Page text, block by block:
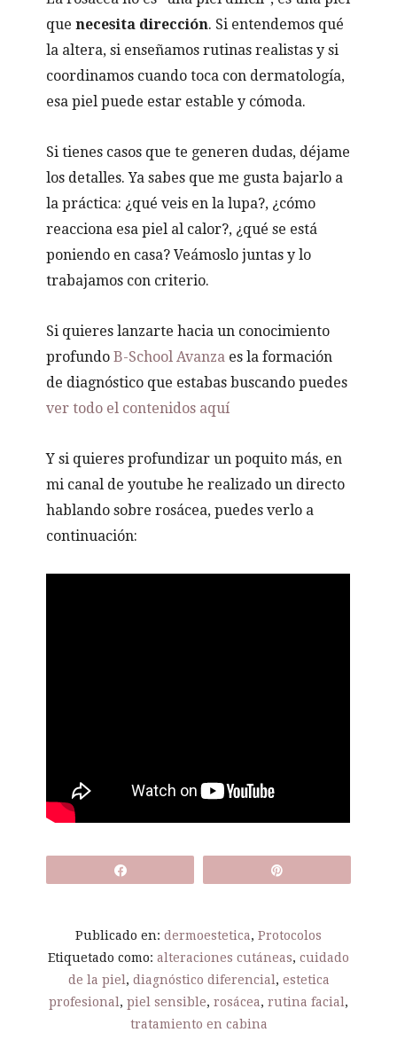
quenecesita dirección. Si entendemos qué
la altera, si enseñamos rutinas realistas y si
coordinamos cuando toca con dermatología,
esa piel puede estar estable y cómoda.
Si tienes casos que te generen dudas, déjame
los detalles. Ya sabes que me gusta bajarlo a
la práctica: ¿qué veis en la lupa?, ¿cómo
reacciona esa piel al calor?, ¿qué se está
poniendo en casa? Veámoslo juntas y lo
trabajamos con criterio.
Si quieres lanzarte hacia un conocimiento
profundo B-School Avanza es la formación
de diagnóstico que estabas buscando puedes
ver todo el contenidos aquí
Y si quieres profundizar un poquito más, en
mi canal de youtube he realizado un directo
hablando sobre rosácea, puedes verlo a
continuación:
Publicado en: dermoestetica, Protocolos
Etiquetado como: alteraciones cutáneas, cuidado
de la piel , diagnóstico diferencial , estetica
profesional , piel sensible, rosácea, rutina facial ,
tratamiento en cabina